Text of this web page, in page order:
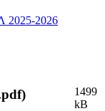
2026
1499
kB